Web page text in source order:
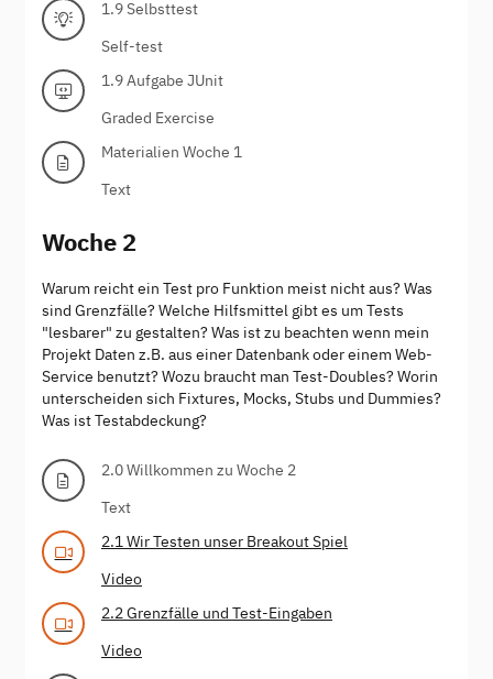
1.9 Selbsttest
Self-test
1.9 Aufgabe JUnit
Graded Exercise
Materialien Woche 1
Text
Woche 2
Warum reicht ein Test pro Funktion meist nicht aus? Was
sind Grenzfälle? Welche Hilfsmittel gibt es um Tests
"lesbarer" zu gestalten? Was ist zu beachten wenn mein
Projekt Daten z.B. aus einer Datenbank oder einem Web-
Service benutzt? Wozu braucht man Test-Doubles? Worin
unterscheiden sich Fixtures, Mocks, Stubs und Dummies?
Was ist Testabdeckung?
2.0 Willkommen zu Woche 2
Text
2.1 Wir Testen unser Breakout Spiel
Video
2.2 Grenzfälle und Test-Eingaben
Video